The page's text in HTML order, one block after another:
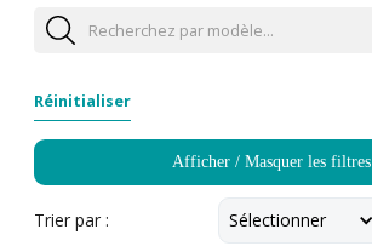
Réinitialiser
Afficher / Masquer les filtres
Trier par : Sélectionner